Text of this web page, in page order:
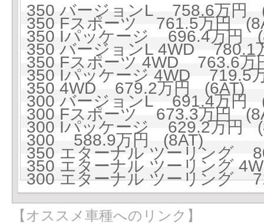
350 バージョンL 758.6万円
350 Fスポーツ 761.5万円
350 Iパッケージ 696.4万円
350 バージョンL 4WD 780.1
350 Fスポーツ 4WD 763.6万
350 Iパッケージ 4WD 719.5
350 4WD 679.2万円 (6AT)
300 バージョンL 691.4万円
300 Fスポーツ 673.3万円
300 Iパッケージ 629.2万円
300 588.9万円 (8AT)
350 エターナル ツーリング
350 エターナル ツーリング
300 エターナル ツーリング
【オススメ車種へのリンク】